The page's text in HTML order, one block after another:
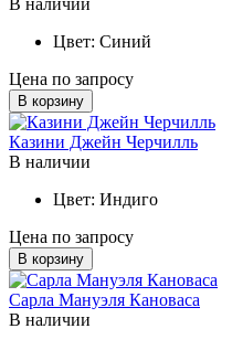
Цвет: Синий
Цена по запросу
В корзину
Казини Джейн Черчилль
В наличии
Цвет: Индиго
Цена по запросу
В корзину
Сарла Мануэля Кановаса
В наличии